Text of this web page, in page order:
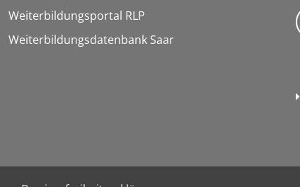
Weiterbildungsportal RLP
Weiterbildungsdatenbank Saar